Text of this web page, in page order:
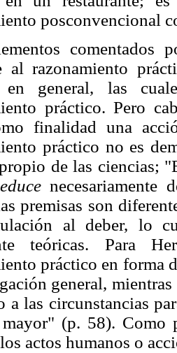
posconvencional
comentados
al razonamiento
en general, las
práctico. Pero
finalidad una
práctico no es
de las ciencias;
necesariamente
premisas son
al deber, lo
teóricas. Para
práctico en forma
general,
a las circunstancias
mayor" (p. 58). Como
actos humanos o